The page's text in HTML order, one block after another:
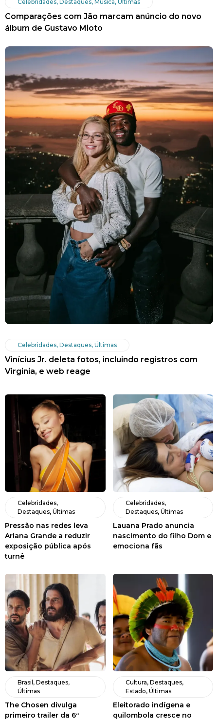
Celebridades, Destaques, Música, Últimas
Comparações com Jão marcam anúncio do novo
álbum de Gustavo Mioto
Celebridades, Destaques, Últimas
Vinícius Jr. deleta fotos, incluindo registros com
Virginia, e web reage
Celebridades,
Destaques, Últimas
Pressão nas redes leva
Ariana Grande a reduzir
exposição pública após
turnê
Celebridades,
Destaques, Últimas
Lauana Prado anuncia
nascimento do filho Dom e
emociona fãs
Brasil , Destaques,
Últimas
The Chosen divulga
primeiro trailer da 6ª
Cultura, Destaques,
Estado, Últimas
Eleitorado indígena e
quilombola cresce no